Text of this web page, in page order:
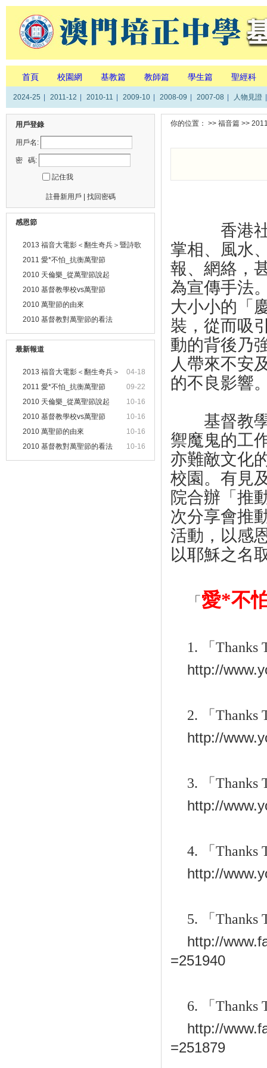
首頁 校園網 基教篇 教師篇 學生篇 聖經科
2024-25 2011-12 2010-11 2009-10 2008-09 2007-08 人物見證
用戶登錄
用戶名:
密 碼:
記住我
註冊新用戶 找回密碼
感恩節
2013 福音大電影＜翻生奇兵＞暨詩歌
分享會
2011 愛*不怕_抗衡萬聖節
2010 天倫樂_從萬聖節說起
2010 基督教學校vs萬聖節
2010 萬聖節的由來
2010 基督教對萬聖節的看法
最新報道
04-18
2013 福音大電影＜翻生奇兵＞
暨
09-22
2011 愛*不怕_抗衡萬聖節
10-16
2010 天倫樂_從萬聖節說起
10-16
2010 基督教學校vs萬聖節
10-16
2010 萬聖節的由來
10-16
2010 基督教對萬聖節的看法
你的位置： >> 福音篇 >>
香港社
掌相、風水
報、網絡，
為宣傳手法
大小小的「
裝，從而吸
動的背後乃
人帶來不安
的不良影響
基督教學
禦魔鬼的工
亦難敵文化
校園。有見
院合辦「推
次分享會推
活動，以感
以耶穌之名
「 愛*不
1. 「Thanks
http://
2. 「Thanks
http://
3. 「Thanks
http://
4. 「Thanks
http://
5. 「Thanks
http://
=251940
6. 「Thanks
http://
=251879